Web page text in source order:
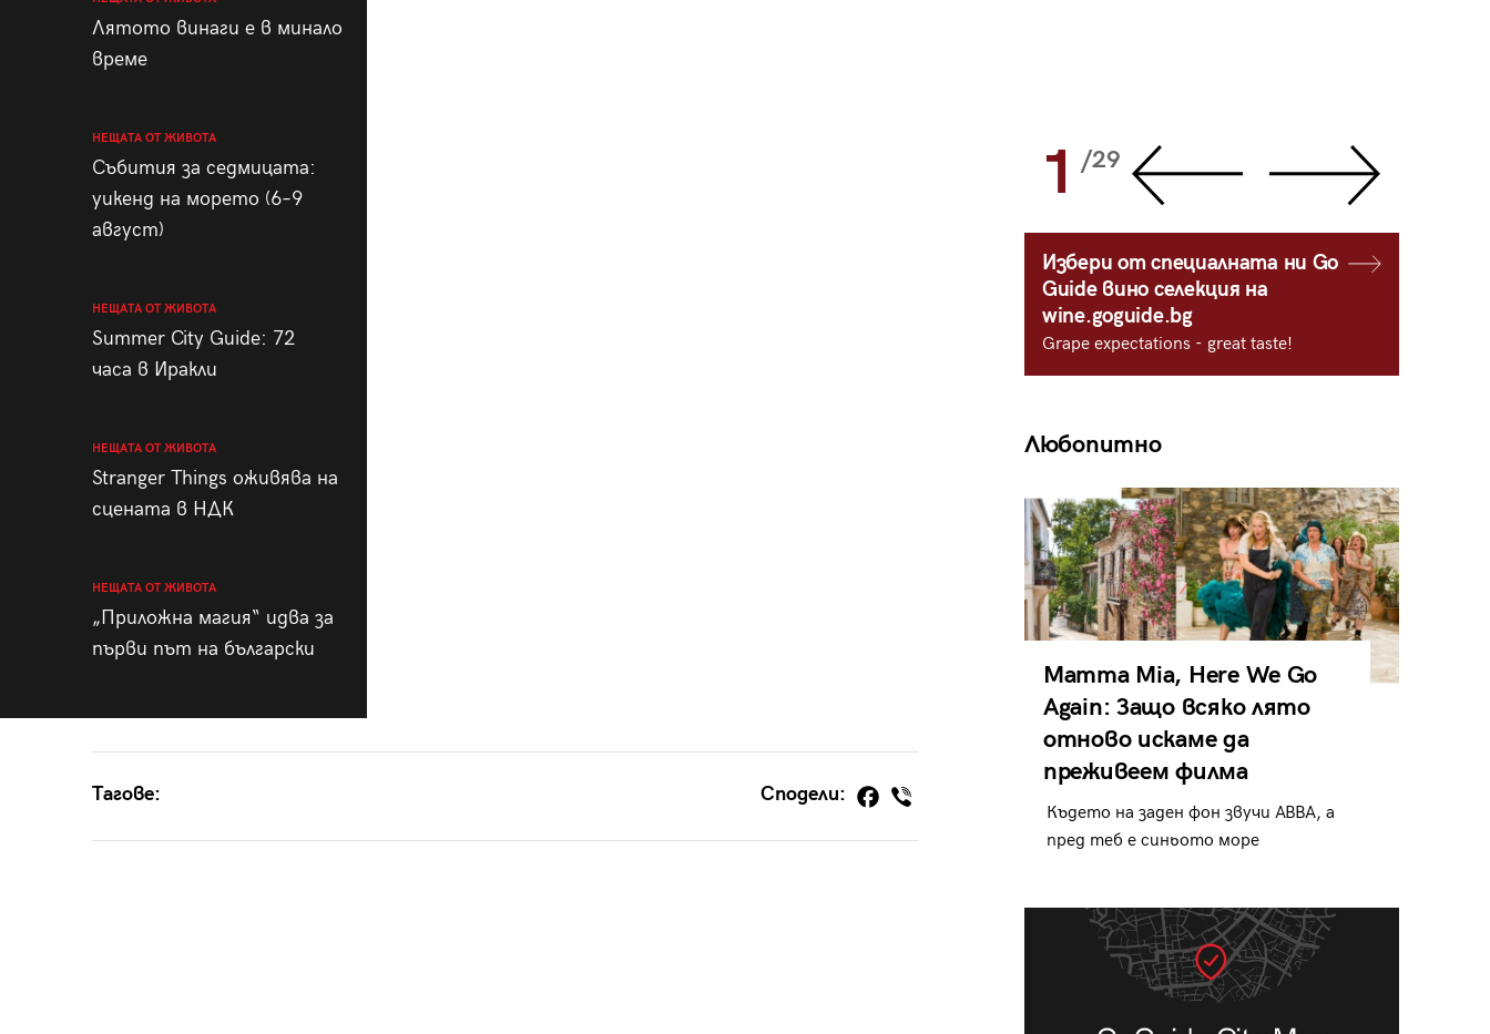
Лятото винаги е в минало
време
НЕЩАТА ОТ ЖИВОТА
Събития за седмицата:
уикенд на морето (6–9
август)
НЕЩАТА ОТ ЖИВОТА
Summer City Guide: 72
часа в Иракли
НЕЩАТА ОТ ЖИВОТА
Stranger Things оживява на
сцената в НДК
НЕЩАТА ОТ ЖИВОТА
„Приложна магия“ идва за
първи път на български
Тагове: Сподели:
28 1 /29
Избери от специалната ни Go
Guide вино селекция на
wine.goguide.bg
Grape expectations - great taste!
Любопитно
Mamma Mia, Here We Go
Again: Защо всяко лято
отново искаме да
преживеем филма
Където на заден фон звучи ABBA, а
пред теб е синьото море